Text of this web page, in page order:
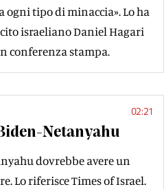
tipo di minaccia». Lo ha
israeliano Daniel Hagari
conferenza stampa.
02:21
Netanyahu
dovrebbe avere un
Lo riferisce Times of Israel.